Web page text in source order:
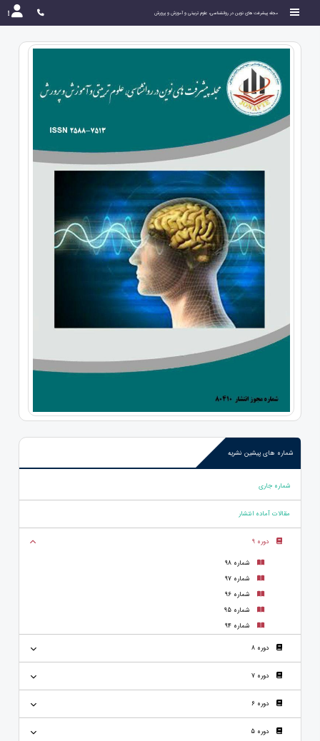
مجله پیشرفت های نوین در روانشناسی، علوم تربیتی و آموزش و پرورش
شماره های پیشین نشریه
شماره جاری
مقالات آماده انتشار
دوره 9
شماره 98
شماره 97
شماره 96
شماره 95
شماره 94
دوره 8
دوره 7
دوره 6
دوره 5